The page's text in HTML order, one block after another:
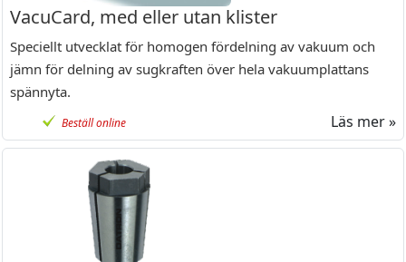
VacuCard, med eller utan klister
Speciellt utvecklat för homogen fördelning av vakuum och
jämn för delning av sugkraften över hela vakuumplattans
spännyta.
Beställ online Läs mer »